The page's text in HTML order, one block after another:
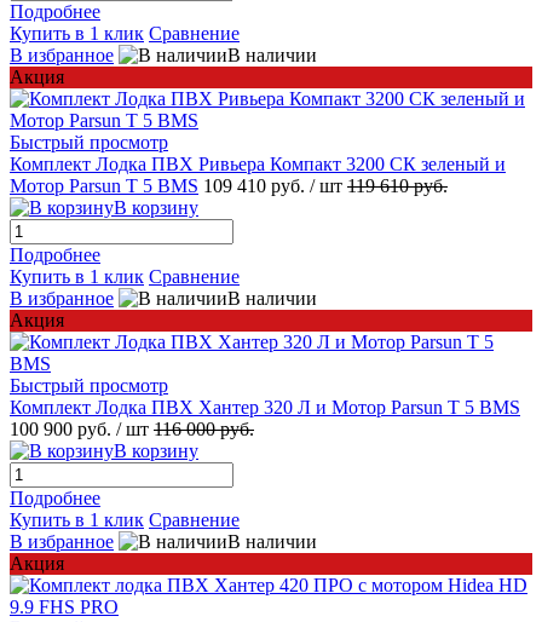
Подробнее
Купить в 1 клик Сравнение
В избранное
В наличии
Акция
Быстрый просмотр
Комплект Лодка ПВХ Ривьера Компакт 3200 СК зеленый и
Мотор Parsun T 5 BMS 109 410 руб. / шт 119 610 руб.
В корзину
Подробнее
Купить в 1 клик Сравнение
В избранное
В наличии
Акция
Быстрый просмотр
Комплект Лодка ПВХ Хантер 320 Л и Мотор Parsun T 5 BMS
100 900 руб. / шт 116 000 руб.
В корзину
Подробнее
Купить в 1 клик Сравнение
В избранное
В наличии
Акция